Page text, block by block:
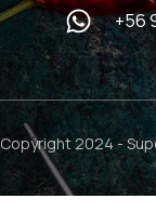
+56
Copyright 2024 -